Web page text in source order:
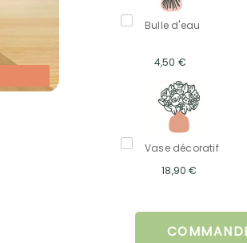
Bulle d'eau
4,50 €
Vase décoratif
18,90 €